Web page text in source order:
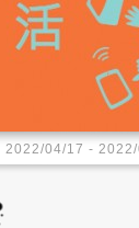
2022/04/17 -